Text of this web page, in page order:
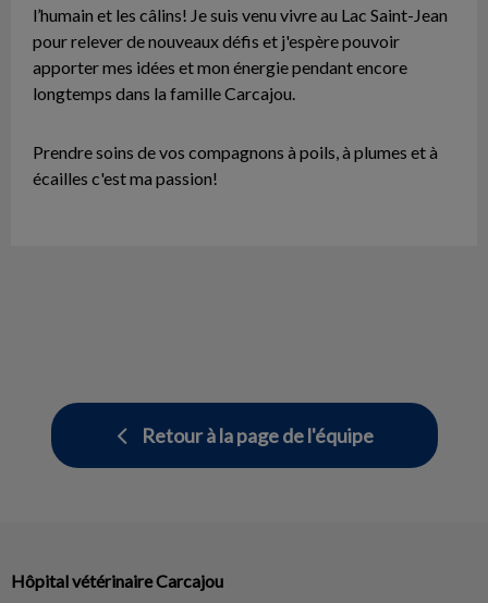
l’humain et les câlins! Je suis venu vivre au Lac Saint-Jean
pour relever de nouveaux défis et j'espère pouvoir
apporter mes idées et mon énergie pendant encore
longtemps dans la famille Carcajou.
Prendre soins de vos compagnons à poils, à plumes et à
écailles c'est ma passion!
Retour à la page de l'équipe
Hôpital vétérinaire Carcajou